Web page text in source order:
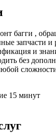
систем
систем
багги ,
запчасти и
и
без
15 минут